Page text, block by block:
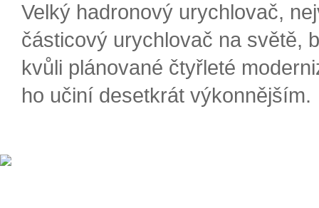
Velký hadronový urychlovač,
částicový urychlovač na světě,
kvůli plánované čtyřleté
ho učiní desetkrát výkonnějším.